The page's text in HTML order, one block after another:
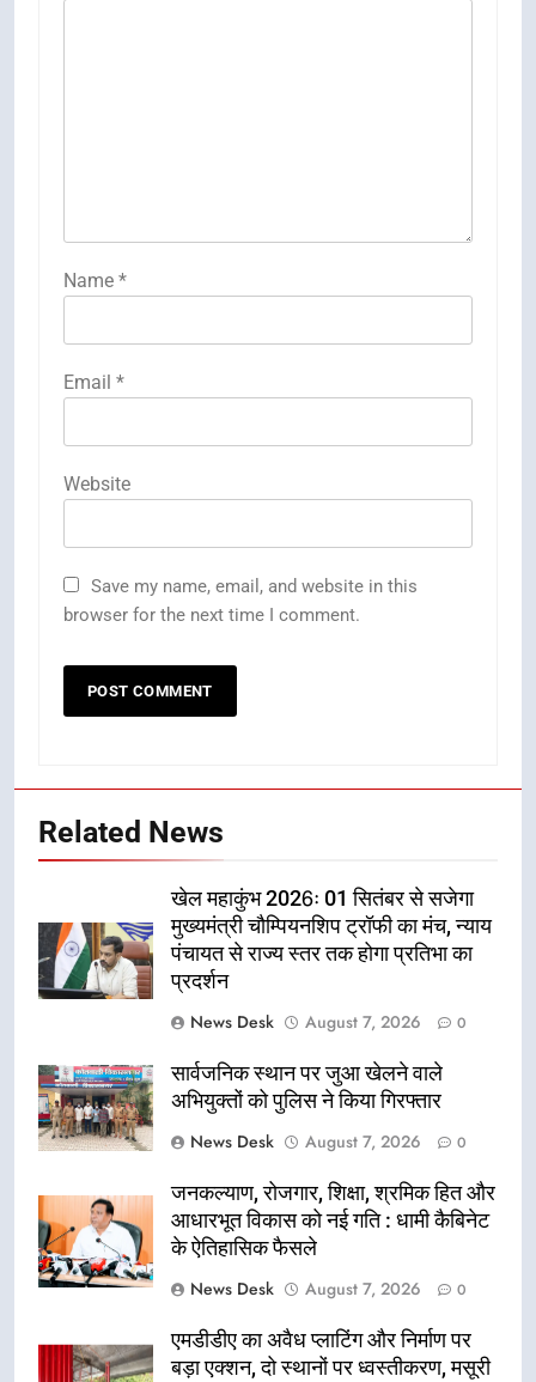
Name *
Email *
Website
Save my name, email, and website in this
browser for the next time I comment.
Related News
खेल महाकुंभ 2026ः 01 सितंबर से सजेगा
मुख्यमंत्री चौम्पियनशिप ट्रॉफी का मंच, न्याय
पंचायत से राज्य स्तर तक होगा प्रतिभा का
प्रदर्शन
News Desk
August 7, 2026 0
सार्वजनिक स्थान पर जुआ खेलने वाले
अभियुक्तों को पुलिस ने किया गिरफ्तार
News Desk
August 7, 2026 0
जनकल्याण, रोजगार, शिक्षा, श्रमिक हित और
आधारभूत विकास को नई गति : धामी कैबिनेट
के ऐतिहासिक फैसले
News Desk
August 7, 2026 0
एमडीडीए का अवैध प्लाटिंग और निर्माण पर
बड़ा एक्शन, दो स्थानों पर ध्वस्तीकरण, मसूरी